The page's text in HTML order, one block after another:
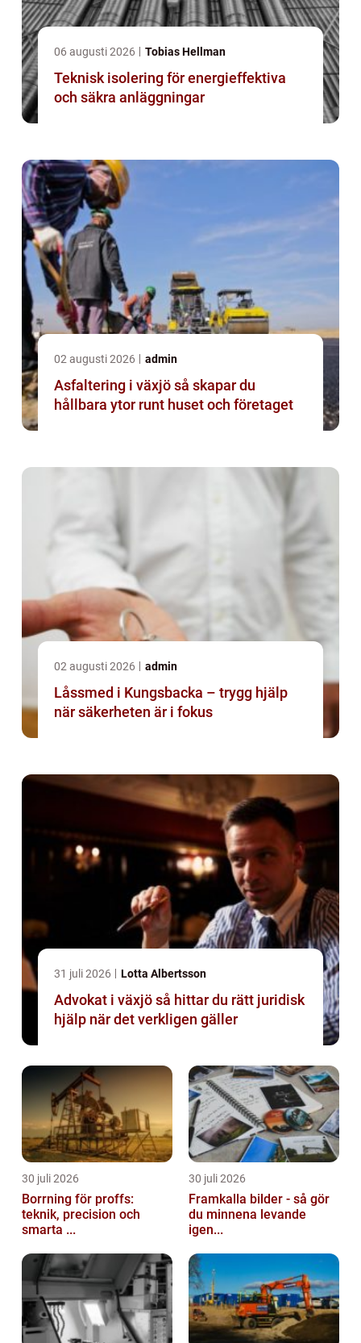
06 augusti 2026 Tobias Hellman
Teknisk isolering för energieffektiva
och säkra anläggningar
02 augusti 2026 admin
Asfaltering i växjö så skapar du
hållbara ytor runt huset och företaget
02 augusti 2026 admin
Låssmed i Kungsbacka – trygg hjälp
när säkerheten är i fokus
31 juli 2026 Lotta Albertsson
Advokat i växjö så hittar du rätt juridisk
hjälp när det verkligen gäller
30 juli 2026
Borrning för proffs:
teknik, precision och
smarta ...
30 juli 2026
Framkalla bilder - så gör
du minnena levande
igen...